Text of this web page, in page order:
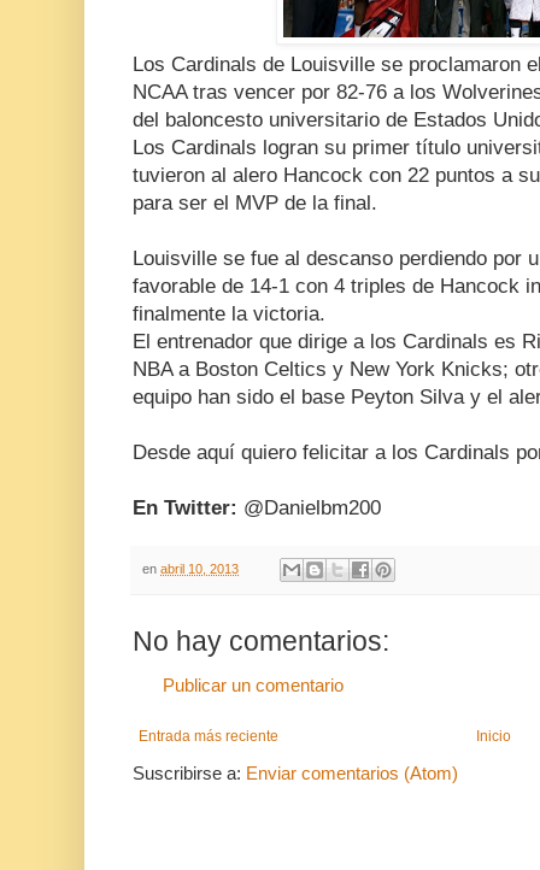
Los Cardinals de Louisville se proclamaron
NCAA tras vencer por 82-76 a los
del baloncesto universitario de Estados
Los Cardinals logran su primer título
tuvieron al alero Hancock con 22 puntos a
para ser el MVP de la final.
Louisville se fue al descanso perdiendo por
favorable de 14-1 con 4 triples de Hancock
finalmente la victoria.
El entrenador que dirige a los Cardinals es
NBA a Boston Celtics y New York Knicks;
equipo han sido el base Peyton Silva y el
Desde aquí quiero felicitar a los Cardinals
En Twitter: @Danielbm200
en abril 10, 2013
No hay comentarios:
Publicar un comentario
Entrada más reciente Inicio
Suscribirse a: Enviar comentarios (Atom)